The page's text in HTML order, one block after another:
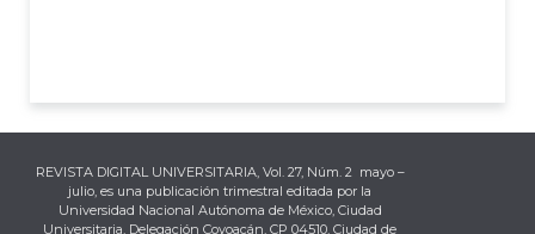
REVISTA DIGITAL UNIVERSITARIA, Vol. 27, Núm. 2 mayo –
julio, es una publicación trimestral editada por la
Universidad Nacional Autónoma de México, Ciudad
Universitaria, Delegación Coyoacán, CP 04510, Ciudad de